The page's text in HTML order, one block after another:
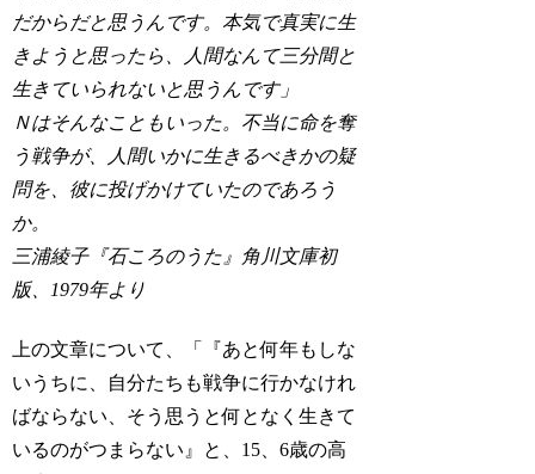
だからだと思うんです。本気で真実に生
きようと思ったら、人間なんて三分間と
生きていられないと思うんです」
Ｎはそんなこともいった。不当に命を奪
う戦争が、人間いかに生きるべきかの疑
問を、彼に投げかけていたのであろう
か。
三浦綾子『石ころのうた』角川文庫初
版、1979年より
上の文章について、「『あと何年もしな
いうちに、自分たちも戦争に行かなけれ
ばならない、そう思うと何となく生きて
いるのがつまらない』と、15、6歳の高